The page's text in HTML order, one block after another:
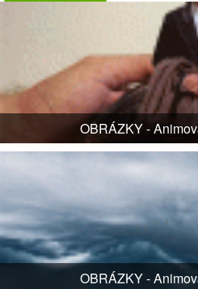
OBRÁZKY -
OBRÁZKY -